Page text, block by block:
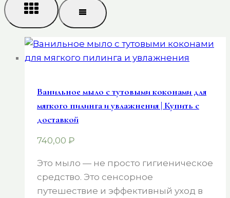
Ванильное мыло с тутовыми коконами для
мягкого пилинга и увлажнения | Купить с
доставкой
740,00 ₽
Это мыло — не просто гигиеническое
средство. Это сенсорное
путешествие и эффективный уход в